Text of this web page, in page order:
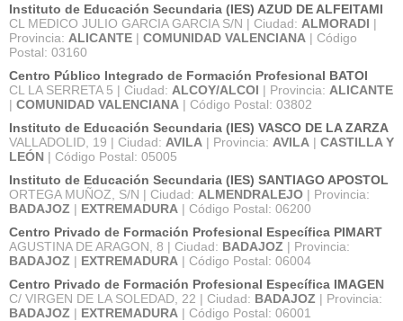
Instituto de Educación Secundaria (IES) AZUD DE ALFEITAMI
CL MEDICO JULIO GARCIA GARCIA S/N | Ciudad: ALMORADI |
Provincia: ALICANTE | COMUNIDAD VALENCIANA | Código
Postal: 03160
Centro Público Integrado de Formación Profesional BATOI
CL LA SERRETA 5 | Ciudad: ALCOY/ALCOI | Provincia: ALICANTE
| COMUNIDAD VALENCIANA | Código Postal: 03802
Instituto de Educación Secundaria (IES) VASCO DE LA ZARZA
VALLADOLID, 19 | Ciudad: AVILA | Provincia: AVILA | CASTILLA Y
LEÓN | Código Postal: 05005
Instituto de Educación Secundaria (IES) SANTIAGO APOSTOL
ORTEGA MUÑOZ, S/N | Ciudad: ALMENDRALEJO | Provincia:
BADAJOZ | EXTREMADURA | Código Postal: 06200
Centro Privado de Formación Profesional Específica PIMART
AGUSTINA DE ARAGON, 8 | Ciudad: BADAJOZ | Provincia:
BADAJOZ | EXTREMADURA | Código Postal: 06004
Centro Privado de Formación Profesional Específica IMAGEN
C/ VIRGEN DE LA SOLEDAD, 22 | Ciudad: BADAJOZ | Provincia:
BADAJOZ | EXTREMADURA | Código Postal: 06001